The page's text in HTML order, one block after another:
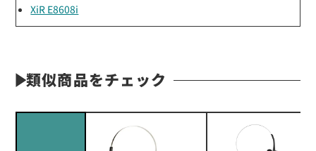
XiR E8608i
類似商品をチェック